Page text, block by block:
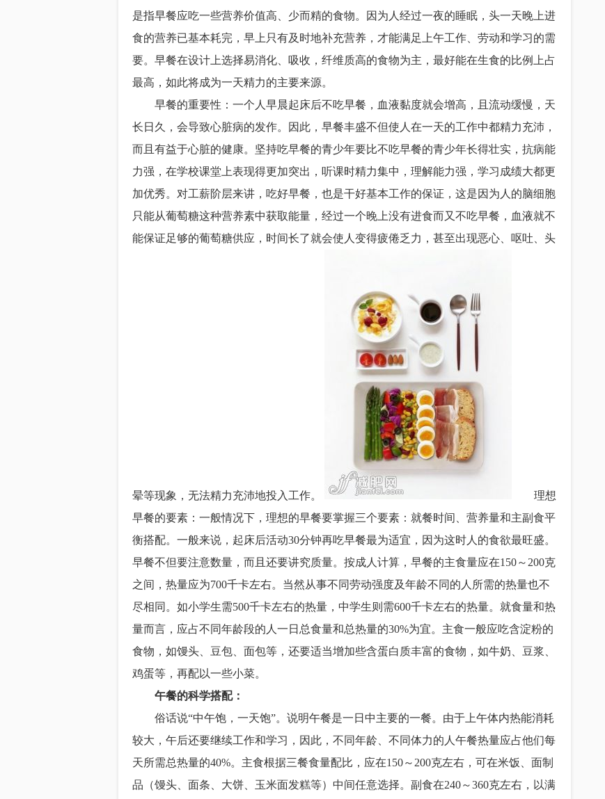
是指早餐应吃一些营养价值高、少而精的食物。因为人经过一夜的睡眠，头一天晚上进
食的营养已基本耗完，早上只有及时地补充营养，才能满足上午工作、劳动和学习的需
要。早餐在设计上选择易消化、吸收，纤维质高的食物为主，最好能在生食的比例上占
最高，如此将成为一天精力的主要来源。
早餐的重要性：一个人早晨起床后不吃早餐，血液黏度就会增高，且流动缓慢，天
长日久，会导致心脏病的发作。因此，早餐丰盛不但使人在一天的工作中都精力充沛，
而且有益于心脏的健康。坚持吃早餐的青少年要比不吃早餐的青少年长得壮实，抗病能
力强，在学校课堂上表现得更加突出，听课时精力集中，理解能力强，学习成绩大都更
加优秀。对工薪阶层来讲，吃好早餐，也是干好基本工作的保证，这是因为人的脑细胞
只能从葡萄糖这种营养素中获取能量，经过一个晚上没有进食而又不吃早餐，血液就不
能保证足够的葡萄糖供应，时间长了就会使人变得疲倦乏力，甚至出现恶心、呕吐、头
晕等现象，无法精力充沛地投入工作。
理想
早餐的要素：一般情况下，理想的早餐要掌握三个要素：就餐时间、营养量和主副食平
衡搭配。一般来说，起床后活动30分钟再吃早餐最为适宜，因为这时人的食欲最旺盛。
早餐不但要注意数量，而且还要讲究质量。按成人计算，早餐的主食量应在150～200克
之间，热量应为700千卡左右。当然从事不同劳动强度及年龄不同的人所需的热量也不
尽相同。如小学生需500千卡左右的热量，中学生则需600千卡左右的热量。就食量和热
量而言，应占不同年龄段的人一日总食量和总热量的30%为宜。主食一般应吃含淀粉的
食物，如馒头、豆包、面包等，还要适当增加些含蛋白质丰富的食物，如牛奶、豆浆、
鸡蛋等，再配以一些小菜。
午餐的科学搭配：
俗话说“中午饱，一天饱”。说明午餐是一日中主要的一餐。由于上午体内热能消耗
较大，午后还要继续工作和学习，因此，不同年龄、不同体力的人午餐热量应占他们每
天所需总热量的40%。主食根据三餐食量配比，应在150～200克左右，可在米饭、面制
品（馒头、面条、大饼、玉米面发糕等）中间任意选择。副食在240～360克左右，以满